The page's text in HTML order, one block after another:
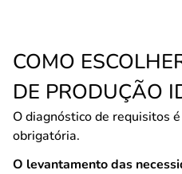
COMO
DE PRODUÇÃO
O diagnóstico de requisitos
obrigatória.
O levantamento das